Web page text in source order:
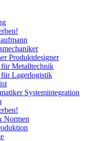
Produktdesigner
Metalltechnik
Lagerlogistik
Systemintegration
Normen